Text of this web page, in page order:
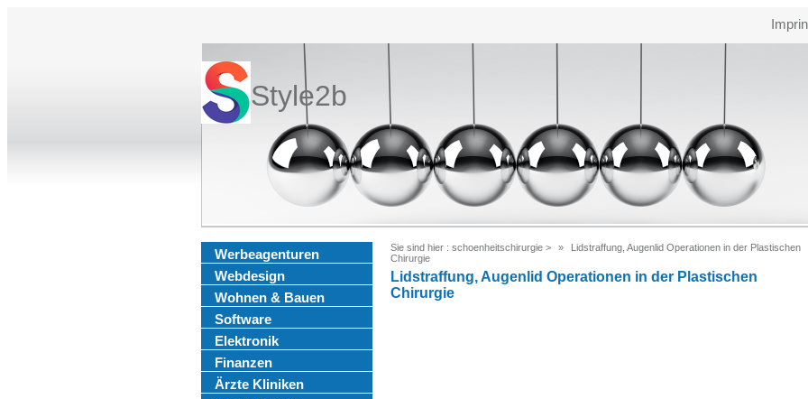
Style2b
Werbeagenturen
Webdesign
Wohnen & Bauen
Software
Elektronik
Finanzen
Ärzte Kliniken
Sie sind hier : schoenheitschirurgie >
Lidstraffung, Augenlid Operationen in der Plastischen
Chirurgie
Lidstraffung, Augenlid Operationen in der Plastischen
Chirurgie